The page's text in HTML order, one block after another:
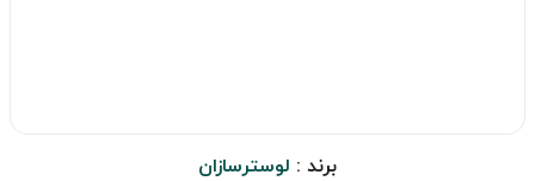
برند : لوسترسازان